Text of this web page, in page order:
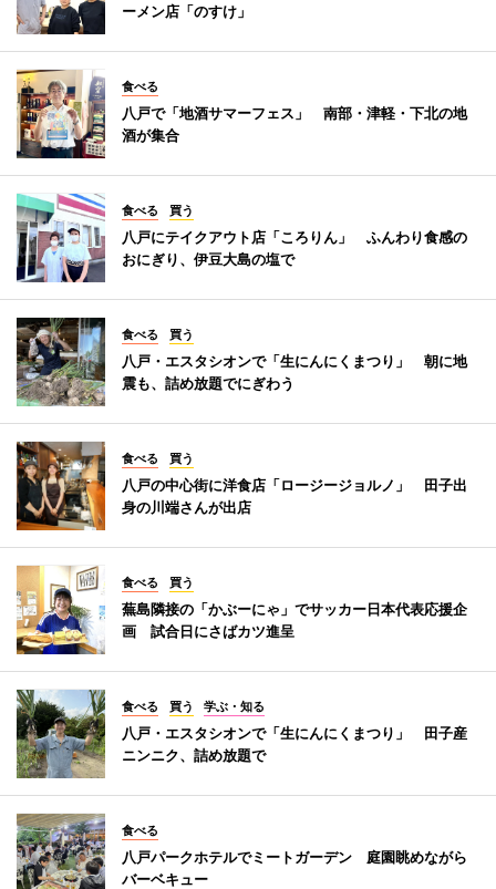
ーメン店「のすけ」
食べる
八戸で「地酒サマーフェス」 南部・津軽・下北の地
酒が集合
食べる 買う
八戸にテイクアウト店「ころりん」 ふんわり食感の
おにぎり、伊豆大島の塩で
食べる 買う
八戸・エスタシオンで「生にんにくまつり」 朝に地
震も、詰め放題でにぎわう
食べる 買う
八戸の中心街に洋食店「ロージージョルノ」 田子出
身の川端さんが出店
食べる 買う
蕪島隣接の「かぶーにゃ」でサッカー日本代表応援企
画 試合日にさばカツ進呈
食べる 買う 学ぶ・知る
八戸・エスタシオンで「生にんにくまつり」 田子産
ニンニク、詰め放題で
食べる
八戸パークホテルでミートガーデン 庭園眺めながら
バーベキュー